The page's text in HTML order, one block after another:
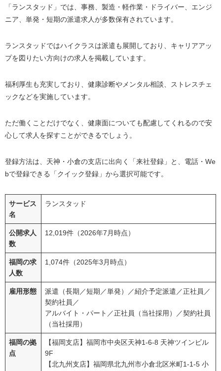
「ランスタッド」では、事務、製造・軽作業・ドライバー、エンジ
ニア、単発・短期の派遣求人が多数保有されています。
ランスタッドではハイクラスは派遣も展開しており、キャリアアッ
プを図りたい方向けの求人を掲載しています。
福利厚生も充実しており、健康診断やメンタル相談、ストレスチェ
ックなどを実施しています。
ただ働くことだけでなく、健康面についても配慮してくれるので安
心して求人を探すことができるでしょう。
登録方法は、天神・小倉の支店に出向く「来社登録」と、電話・We
bで登録できる「クイック登録」から選択可能です。
サービス
名
ランスタッド
公開求人
数
12,019件（2026年7月時点）
福岡の求
人数
1,074件（2025年3月時点）
雇用形態
派遣（長期／短期／単発）／紹介予定派遣／正社員／
契約社員／
アルバイト・パート／正社員（当社採用）／契約社員
（当社採用）
福岡の拠
点
【福岡支店】福岡市中央区天神1-6-8 天神ツインビル
9F
【北九州支店】福岡県北九州市小倉北区米町1-1-5 小